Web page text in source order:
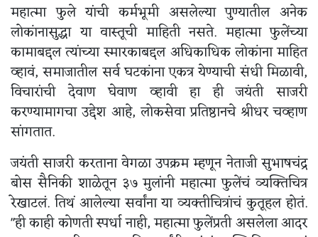
महात्मा फुले यांची कर्मभूमी असलेल्या पुण्यातील अनेक
लोकांनासुद्धा या वास्तूची माहिती नसते. महात्मा फुलेंच्या
कामाबद्दल त्यांच्या स्मारकाबद्दल अधिकाधिक लोकांना माहित
व्हावं, समाजातील सर्व घटकांना एकत्र येण्याची संधी मिळावी,
विचारांची देवाण घेवाण व्हावी हा ही जयंती साजरी
करण्यामागचा उद्देश आहे, लोकसेवा प्रतिष्ठानचे श्रीधर चव्हाण
सांगतात.
जयंती साजरी करताना वेगळा उपक्रम म्हणून नेताजी सुभाषचंद्र
बोस सैनिकी शाळेतून ३७ मुलांनी महात्मा फुलेंचं व्यक्तिचित्र
रेखाटलं. तिथं आलेल्या सर्वांना या व्यक्तीचित्रांचं कुतूहल होतं.
"ही काही कोणती स्पर्धा नाही, महात्मा फुलेंप्रती असलेला आदर